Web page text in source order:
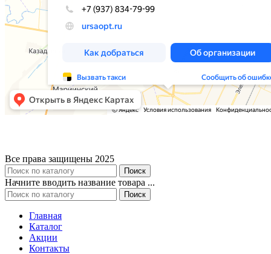
Все права защищены 2025
Поиск
Начните вводить название товара ...
Поиск
Главная
Каталог
Акции
Контакты